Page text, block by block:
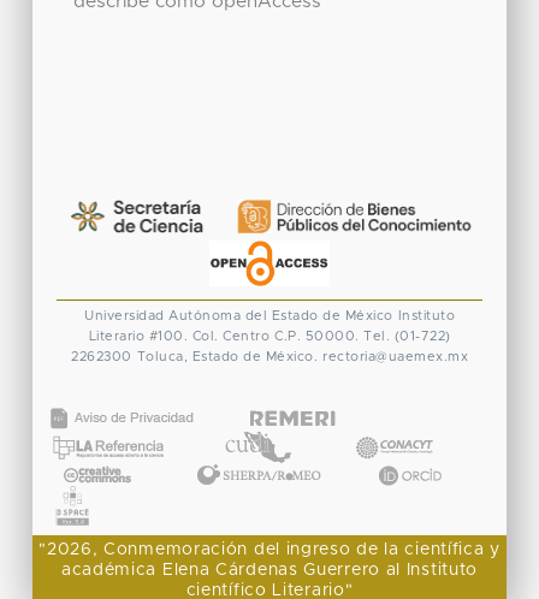
Universidad Autónoma del Estado de México
Instituto
Literario #100. Col. Centro C.P. 50000. Tel. (01-722)
2262300 Toluca, Estado de México. rectoria@uaemex.mx
"2026, Conmemoración del ingreso de la científica y
académica Elena Cárdenas Guerrero al Instituto
científico Literario"